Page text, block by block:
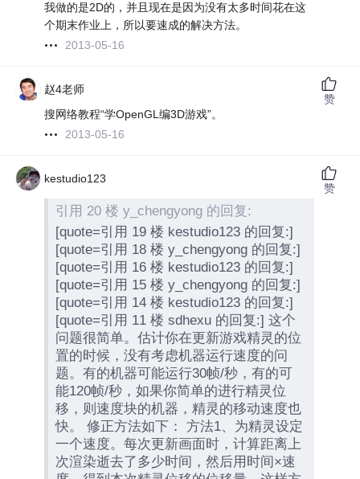
我做的是2D的，并且现在是因为没有太多时间花在这
个期末作业上，所以要速成的解决方法。
2013-05-16
赵4老师
搜网络教程“学OpenGL编3D游戏”。
2013-05-16
赞
kestudio123
引用 20 楼 y_chengyong 的回复:
[quote=引用 19 楼 kestudio123 的回复:]
[quote=引用 18 楼 y_chengyong 的回复:]
[quote=引用 16 楼 kestudio123 的回复:]
[quote=引用 15 楼 y_chengyong 的回复:]
[quote=引用 14 楼 kestudio123 的回复:]
[quote=引用 11 楼 sdhexu 的回复:] 这个
问题很简单。估计你在更新游戏精灵的位
置的时候，没有考虑机器运行速度的问
题。有的机器可能运行30帧/秒，有的可
能120帧/秒，如果你简单的进行精灵位
移，则速度块的机器，精灵的移动速度也
快。 修正方法如下： 方法1、为精灵设定
一个速度。每次更新画面时，计算距离上
次渲染逝去了多少时间，然后用时间×速
赞